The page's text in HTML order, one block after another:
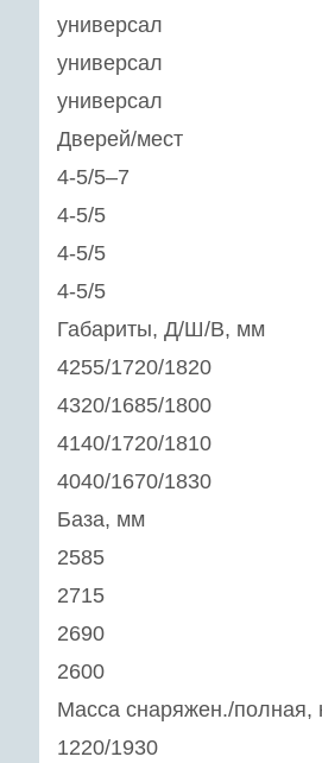
универсал
универсал
универсал
Дверей/мест
4-5/5–7
4-5/5
4-5/5
4-5/5
Габариты, Д/Ш/В, мм
4255/1720/1820
4320/1685/1800
4140/1720/1810
4040/1670/1830
База, мм
2585
2715
2690
2600
Масса снаряжен./полная,
1220/1930